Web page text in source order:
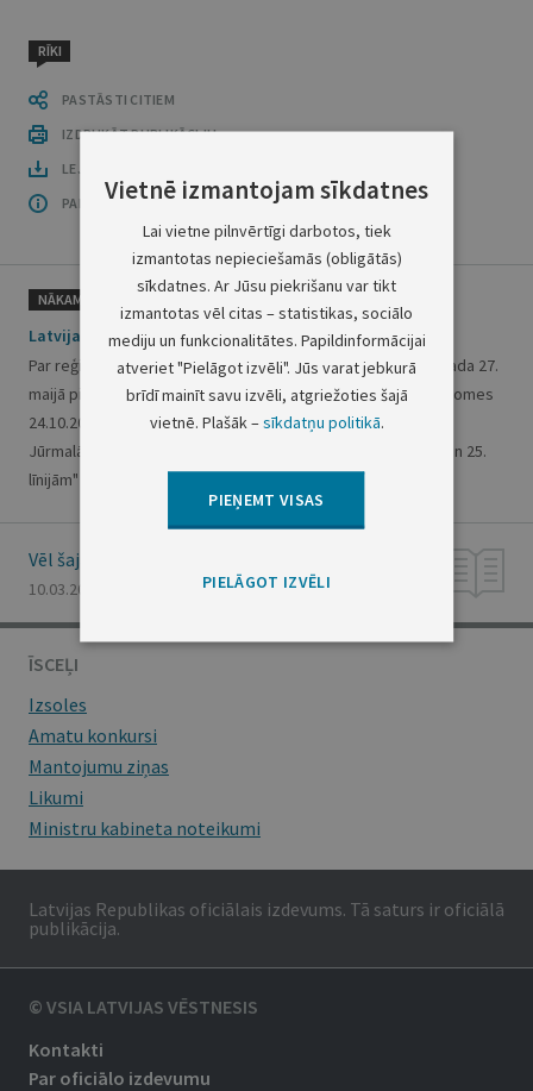
RĪKI
PASTĀSTI CITIEM
IZDRUKĀT PUBLIKĀCIJU
LEJUPLĀDĒT LAIDIENU (PDF)
PAR OFICIĀLO IZDEVUMU
NĀKAMAIS
Latvijas Republikas Satversmes tiesas spriedums
Par reģionālās attīstības un pašvaldību lietu ministra 2003. gada 27.
maijā pieņemtā rīkojuma Nr. 2-02/57 "Par Jūrmalas pilsētas domes
24.10.2001. saistošo noteikumu Nr. 17 "Par detālo plānojumu
Jūrmalā, teritorijai starp Bulduru prospektu, Rotas ielu, 23. un 25.
līnijām" darbības...
VAIRĀK
Vēl šajā numurā
10.03.2004., Nr. 38
ĪSCEĻI
Izsoles
Amatu konkursi
Mantojumu ziņas
Likumi
Ministru kabineta noteikumi
Latvijas Republikas oficiālais izdevums. Tā saturs ir oficiālā
publikācija.
© VSIA LATVIJAS VĒSTNESIS
Kontakti
Par oficiālo izdevumu
Vietnē izmantojam sīkdatnes
Lai vietne pilnvērtīgi darbotos, tiek
izmantotas nepieciešamās (obligātās)
sīkdatnes. Ar Jūsu piekrišanu var tikt
izmantotas vēl citas – statistikas, sociālo
mediju un funkcionalitātes. Papildinformācijai
atveriet "Pielāgot izvēli". Jūs varat jebkurā
brīdī mainīt savu izvēli, atgriežoties šajā
vietnē. Plašāk –sīkdatņu politikā.
PIEŅEMT VISAS
PIELĀGOT IZVĒLI